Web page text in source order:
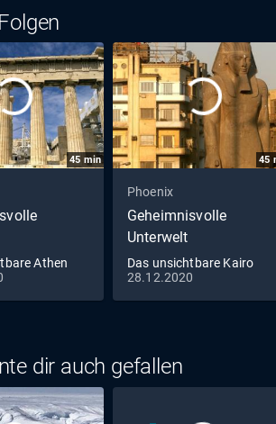
45 min
Athen
45
Phoenix
Geheimnisvolle
Unterwelt
Das unsichtbare Kairo
28.12.2020
dir auch gefallen